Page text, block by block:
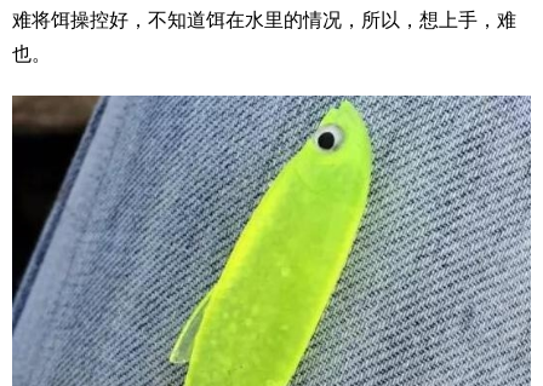
难将饵操控好，不知道饵在水里的情况，所以，想上手，难
也。